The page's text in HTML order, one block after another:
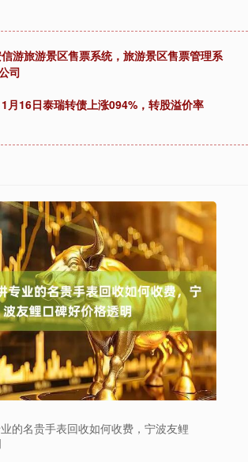
游旅游景区售票系统，旅游景区售票管理系
司
月16日泰瑞转债上涨094%，转股溢价率
的名贵手表回收如何收费，宁波友鲤